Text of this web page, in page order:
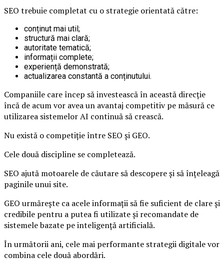
SEO trebuie completat cu o strategie orientată către:
conținut mai util;
structură mai clară;
autoritate tematică;
informații complete;
experiență demonstrată;
actualizarea constantă a conținutului.
Companiile care încep să investească în această direcție
încă de acum vor avea un avantaj competitiv pe măsură ce
utilizarea sistemelor AI continuă să crească.
Nu există o competiție între SEO și GEO.
Cele două discipline se completează.
SEO ajută motoarele de căutare să descopere și să înțeleagă
paginile unui site.
GEO urmărește ca acele informații să fie suficient de clare și
credibile pentru a putea fi utilizate și recomandate de
sistemele bazate pe inteligență artificială.
În următorii ani, cele mai performante strategii digitale vor
combina cele două abordări.